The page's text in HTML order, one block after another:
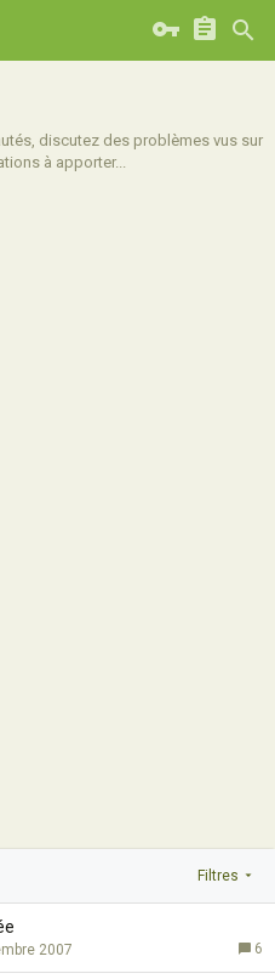
discutez des problèmes vus sur
à apporter...
Filtres
6
2007